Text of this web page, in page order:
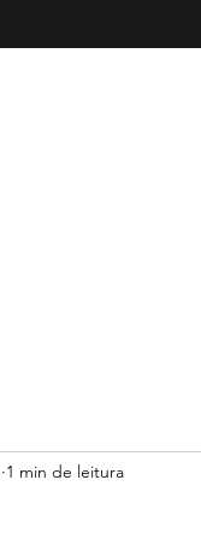
1 min de leitura